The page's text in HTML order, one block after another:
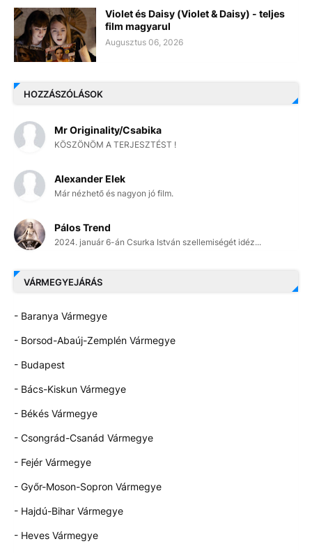
Violet és Daisy (Violet & Daisy) - teljes
film magyarul
Augusztus 06, 2026
HOZZÁSZÓLÁSOK
Mr Originality/Csabika
KÖSZÖNÖM A TERJESZTÉST !
Alexander Elek
Már nézhető és nagyon jó film.
Pálos Trend
2024. január 6-án Csurka István szellemiségét idéz...
VÁRMEGYEJÁRÁS
- Baranya Vármegye
- Borsod-Abaúj-Zemplén Vármegye
- Budapest
- Bács-Kiskun Vármegye
- Békés Vármegye
- Csongrád-Csanád Vármegye
- Fejér Vármegye
- Győr-Moson-Sopron Vármegye
- Hajdú-Bihar Vármegye
- Heves Vármegye